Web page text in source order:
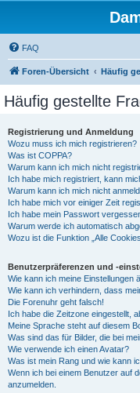
FAQ
Foren-Übersicht Häufig
Häufig gestellte
Registrierung und Anmeldung
Wozu muss ich mich registrieren?
Was ist COPPA?
Warum kann ich mich nicht
Ich habe mich registriert, kann
Warum kann ich mich nicht
Ich habe mich vor einiger Zeit
Ich habe mein Passwort
Warum werde ich automatisch
Wozu ist die Funktion „Alle
Benutzerpräferenzen und -
Wie kann ich meine Einstellungen
Wie kann ich verhindern, dass
Die Forenuhr geht falsch!
Ich habe die Zeitzone eingestellt,
Meine Sprache steht auf diesem
Was sind das für Bilder, die bei
Wie verwende ich einen Avatar?
Was ist mein Rang und wie kann
Wenn ich bei einem Benutzer auf
anzumelden.